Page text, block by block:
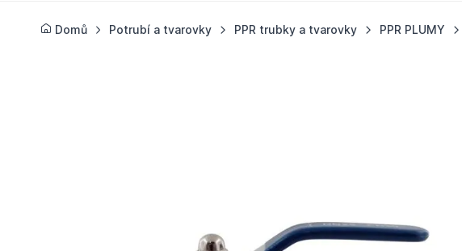
Domů Potrubí a tvarovky PPR trubky a tvarovky PPR PLUMY